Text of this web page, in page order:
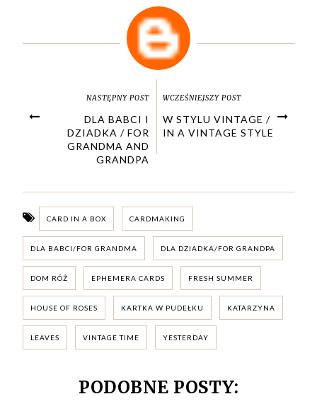
NASTĘPNY POST
DLA BABCI I
DZIADKA / FOR
GRANDMA AND
GRANDPA
WCZEŚNIEJSZY POST
W STYLU VINTAGE /
IN A VINTAGE STYLE
CARD IN A BOX CARDMAKING
DLA BABCI/FOR GRANDMA DLA DZIADKA/FOR GRANDPA
DOM RÓŻ EPHEMERA CARDS FRESH SUMMER
HOUSE OF ROSES KARTKA W PUDEŁKU KATARZYNA
LEAVES VINTAGE TIME YESTERDAY
PODOBNE POSTY: